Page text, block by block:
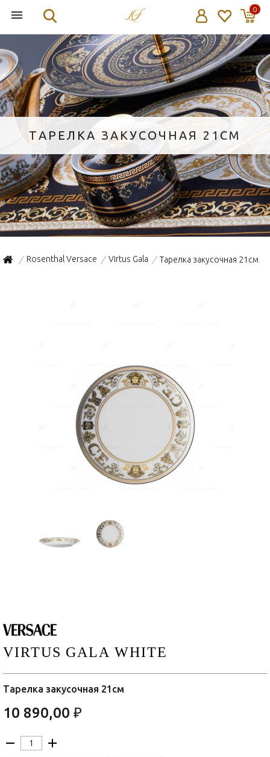
0
ТАРЕЛКА ЗАКУСОЧНАЯ 21СМ
/ Rosenthal Versace / Virtus Gala / Тарелка закусочная 21см
VIRTUS GALA WHITE
Тарелка закусочная 21см
10 890,00 ₽